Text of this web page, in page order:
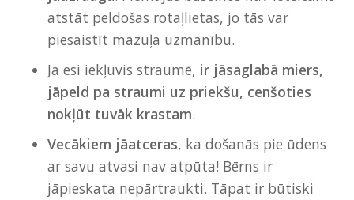
atstāt peldošas rotaļlietas, jo tās var
piesaistīt mazuļa uzmanību.
Ja esi iekļuvis straumē, ir jāsaglabā miers,
jāpeld pa straumi uz priekšu, cenšoties
nokļūt tuvāk krastam.
Vecākiem jāatceras, ka došanās pie ūdens
ar savu atvasi nav atpūta! Bērns ir
jāpieskata nepārtraukti. Tāpat ir būtiski